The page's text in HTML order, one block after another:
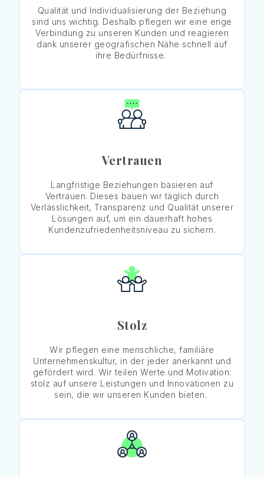
Qualität und Individualisierung der Beziehung
sind uns wichtig. Deshalb pflegen wir eine enge
Verbindung zu unseren Kunden und reagieren
dank unserer geografischen Nähe schnell auf
ihre Bedürfnisse.
Vertrauen
Langfristige Beziehungen basieren auf
Vertrauen. Dieses bauen wir täglich durch
Verlässlichkeit, Transparenz und Qualität unserer
Lösungen auf, um ein dauerhaft hohes
Kundenzufriedenheitsniveau zu sichern.
Stolz
Wir pflegen eine menschliche, familiäre
Unternehmenskultur, in der jeder anerkannt und
gefördert wird. Wir teilen Werte und Motivation:
stolz auf unsere Leistungen und Innovationen zu
sein, die wir unseren Kunden bieten.